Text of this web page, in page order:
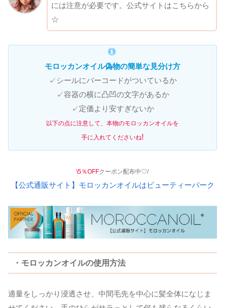
には注意が必要です。公式サイトはこちらから
☆
モロッカンオイル偽物の簡単な見分け方
✓シールにバーコードがついているか
✓容器の横に凸凹の文字があるか
✓定価より安すぎないか
以下の点に注意して、本物のモロッカンオイルを
手に入れてくださいね!
\5％OFFクーポン配布中♡/
【公式通販サイト】モロッカンオイルはビューティーパーク
・モロッカンオイルの使用方法
適量をしっかり浸透させ、中間毛先を中心に髪全体になじま